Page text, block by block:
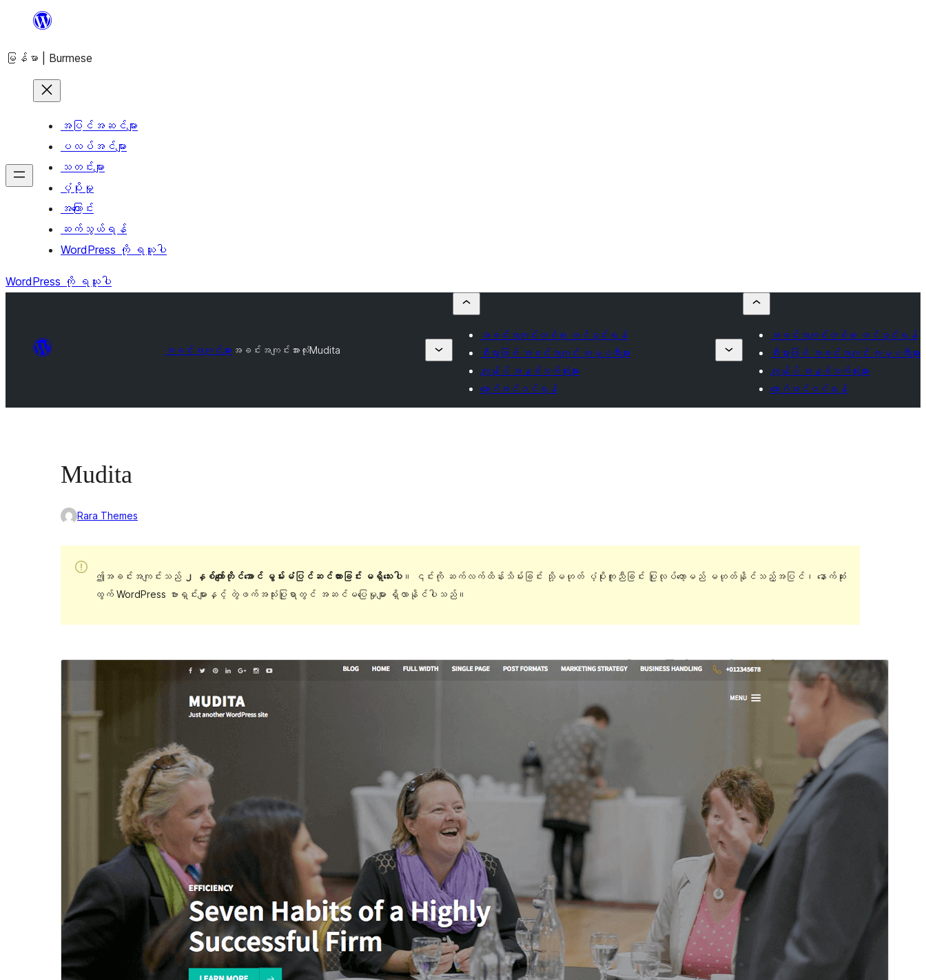
အကြောင်းအရာ
ကျော်သွား
မြန်မာ | Burmese
အပြင်အဆင်များ
ပလပ်အင်များ
သတင်းများ
ပံ့ပိုးမှု
အကြောင်း
ဆက်သွယ်ရန်
WordPress ကို ရယူပါ
WordPress ကို ရယူပါ
အခင်းအကျင်းများ အခင်းအကျင်းအားလုံးMudita
အခင်းအကျင်းတစ်ခု တင်သွင်းရန်
စီးပွားဖြစ် အခင်းအကျင်း ကုမ္ပဏီများ
ကျွန်ုပ် အနှစ်သက်ဆုံးများ
လော့ဂ်အင်ဝင်ရန်
အခင်းအကျင်းတစ်ခု တင်သွင်းရန်
စီးပွားဖြစ် အခင်းအကျင်း ကုမ္ပဏီများ
ကျွန်ုပ် အနှစ်သက်ဆုံးများ
လော့ဂ်အင်ဝင်ရန်
Mudita
Rara Themes
ဤအခင်းအကျင်းသည် ၂ နှစ်ကျော်တိုင်အောင် မွမ်းမံပြင်ဆင်ထားခြင်း မရှိသေးပါ။ ၎င်းကို ဆက်လက်ထိန်းသိမ်းခြင်း သို့မဟုတ် ပံ့ပိုးကူညီခြင်း ပြုလုပ်တော့မည် မဟုတ်နိုင်သည့်အပြင်၊ နောက်ဆုံး
ထွက် WordPress ဗားရှင်းများနှင့် တွဲဖက်အသုံးပြုရာတွင် အဆင်မပြေမှုများ ရှိလာနိုင်ပါသည်။
စီးပွားရေးဖြစ် အခင်းအကျင်း
ဤအခင်းအကျင်းသည် အခမဲ့ဖြစ်သော်လည်း အပိုဆောင်း
အခကြေးငွေပေးရသော စီးပွားဖြစ် အဆင့်မြှင့်တင်မှုများ သို့မဟုတ်
ပံ့ပိုးကူညီမှုကို ကြည့်ရှု
ရယူရန်
ဗားရှင်း
နောက်ဆုံး မွမ်းမံခဲ့သည့် အချိန်
ဇွန် 13, 2023
လက်ရှိအသုံးပြုနေသော တပ်ဆင်မှုများ
အခင်းအကျင်း၏ ပင်မစာမျက်နှာ